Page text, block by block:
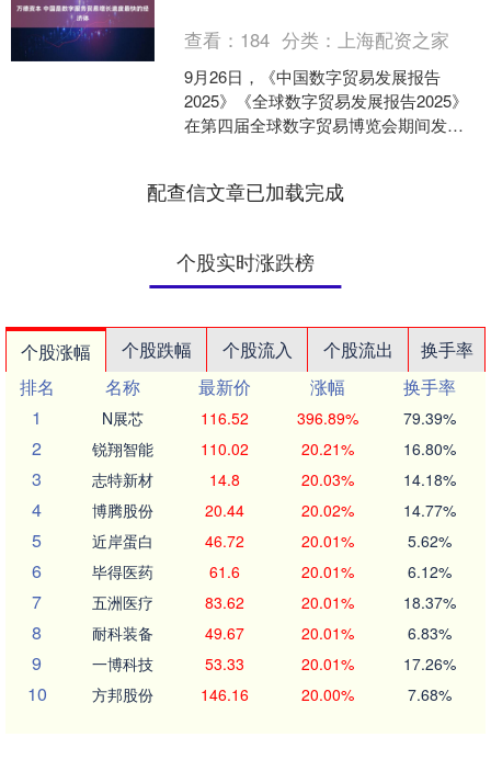
查看： 184 分类： 上海配资之家
9月26日，《中国数字贸易发展报告
2025》《全球数字贸易发展报告2025》
在第四届全球数字贸易博览会期间发
配查信文章已加载完成
个股实时涨跌榜
个股涨幅 个股跌幅 个股流入 个股流出
换手率
排名
名称 最新价 涨幅
换手率
1
N展芯 116.52 396.89% 79.39%
2 锐翔智能 110.02 20.21% 16.80%
3 志特新材 14.8 20.03% 14.18%
4 博腾股份 20.44 20.02% 14.77%
5 近岸蛋白 46.72 20.01% 5.62%
6 毕得医药 61.6 20.01% 6.12%
7 五洲医疗 83.62 20.01% 18.37%
8 耐科装备 49.67 20.01% 6.83%
9 一博科技 53.33 20.01% 17.26%
10 方邦股份 146.16 20.00% 7.68%